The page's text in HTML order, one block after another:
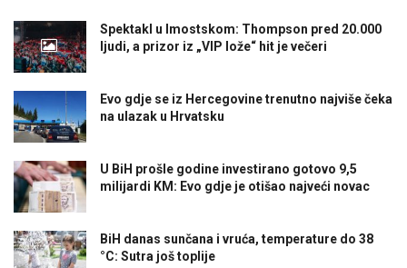
Spektakl u Imostskom: Thompson pred 20.000
ljudi, a prizor iz „VIP lože“ hit je večeri
Evo gdje se iz Hercegovine trenutno najviše čeka
na ulazak u Hrvatsku
U BiH prošle godine investirano gotovo 9,5
milijardi KM: Evo gdje je otišao najveći novac
BiH danas sunčana i vruća, temperature do 38
°C: Sutra još toplije